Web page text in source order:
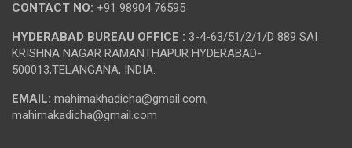
CONTACT NO: +91 98904 76595
HYDERABAD BUREAU OFFICE : 3-4-63/51/2/1/D 889 SAI
KRISHNA NAGAR RAMANTHAPUR HYDERABAD-
500013,TELANGANA, INDIA.
EMAIL: mahimakhadicha@gmail.com,
mahimakadicha@gmail.com